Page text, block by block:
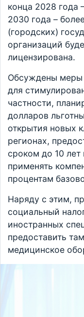
конца 2028 года
2030 года –
(городских)
организаций
лицензирована.
Обсуждены меры
для
частности,
долларов
открытия новых
регионах,
сроком до 10
применять
процентам
Наряду с этим,
социальный
иностранных
предоставить
медицинское